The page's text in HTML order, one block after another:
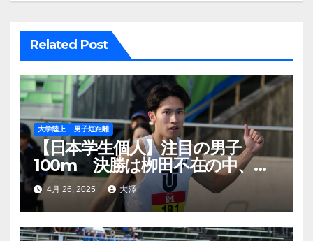
ン
Related Post
大学陸上 男子短距離
【日本学生個人】注目の男子
100m 決勝は栁田不在の中、大
石凌功（東洋・3年）が10秒19で
優勝
4月 26, 2025 大澤